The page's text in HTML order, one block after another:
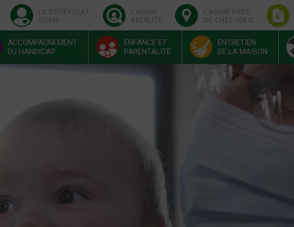
LE BÉNÉVOLAT
ADMR
L'ADMR
RECRUTE
L'ADMR PRÈS
DE CHEZ VOUS
ACCOMPAGNEMENT
DU HANDICAP
ENFANCE ET
PARENTALITÉ
ENTRETIEN
DE LA MAISON